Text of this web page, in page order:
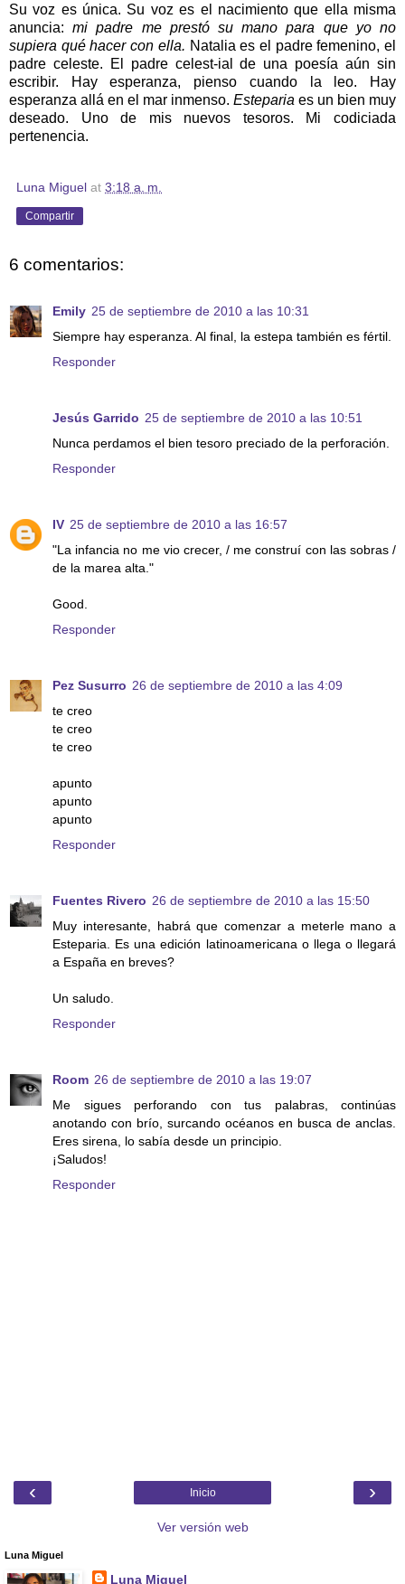
Su voz es única. Su voz es el nacimiento que ella misma
anuncia:mi padre me prestó su mano para que yo no
supiera qué hacer con ella. Natalia es el padre femenino, el
padre celeste. El padre celest-ial de una poesía aún sin
escribir. Hay esperanza, pienso cuando la leo. Hay
esperanza allá en el mar inmenso. Esteparia es un bien muy
deseado. Uno de mis nuevos tesoros. Mi codiciada
pertenencia.
Luna Miguel at 3:18 a. m.
Compartir
6 comentarios:
Emily 25 de septiembre de 2010 a las 10:31
Siempre hay esperanza. Al final, la estepa también es fértil.
Responder
Jesús Garrido 25 de septiembre de 2010 a las 10:51
Nunca perdamos el bien tesoro preciado de la perforación.
Responder
IV 25 de septiembre de 2010 a las 16:57
"La infancia no me vio crecer, / me construí con las sobras /
de la marea alta."
Good.
Responder
Pez Susurro 26 de septiembre de 2010 a las 4:09
te creo
te creo
te creo
apunto
apunto
apunto
Responder
Fuentes Rivero 26 de septiembre de 2010 a las 15:50
Muy interesante, habrá que comenzar a meterle mano a
Esteparia. Es una edición latinoamericana o llega o llegará
a España en breves?
Un saludo.
Responder
Room 26 de septiembre de 2010 a las 19:07
Me sigues perforando con tus palabras, continúas
anotando con brío, surcando océanos en busca de anclas.
Eres sirena, lo sabía desde un principio.
¡Saludos!
Responder
‹ ›
Inicio
Ver versión web
Luna Miguel
Luna Miguel